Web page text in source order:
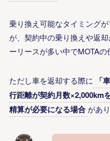
乗り換え可能なタイミング
が、契約中の乗り換えや返
ーリースが多い中でMOTAの
ただし車を返却する際に
「
行距離が契約月数×2,000km
精算が必要になる場合 があ